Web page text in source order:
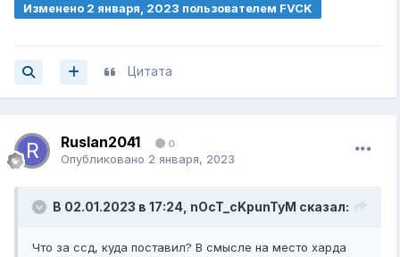
Изменено 2 января, 2023 пользователем FVCK
Цитата
Ruslan2041 0
Опубликовано 2 января, 2023
В 02.01.2023 в 17:24, nOcT_cKpunTyM сказал:
Что за ссд, куда поставил? В смысле на место харда